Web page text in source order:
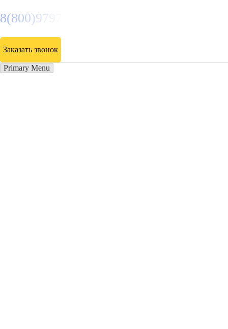
8(800)9797043
Заказать звонок
Primary Menu